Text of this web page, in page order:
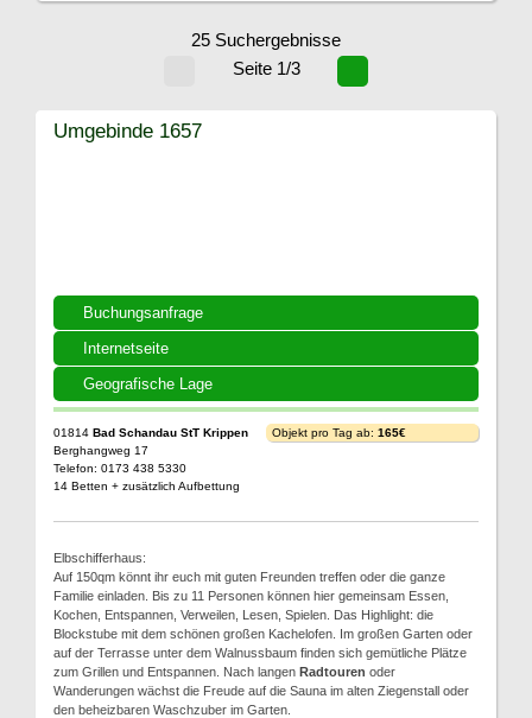
25 Suchergebnisse
Seite 1/3
Buchungsanfrage
Internetseite
Geografische Lage
Umgebinde 1657
01814 Bad Schandau StT Krippen
Berghangweg 17
Telefon: 0173 438 5330
14 Betten + zusätzlich Aufbettung
Objekt pro Tag ab: 165€
Elbschifferhaus:
Auf 150qm könnt ihr euch mit guten Freunden treffen oder die ganze
Familie einladen. Bis zu 11 Personen können hier gemeinsam Essen,
Kochen, Entspannen, Verweilen, Lesen, Spielen. Das Highlight: die
Blockstube mit dem schönen großen Kachelofen. Im großen Garten oder
auf der Terrasse unter dem Walnussbaum finden sich gemütliche Plätze
zum Grillen und Entspannen. Nach langen Radtouren oder
Wanderungen wächst die Freude auf die Sauna im alten Ziegenstall oder
den beheizbaren Waschzuber im Garten.